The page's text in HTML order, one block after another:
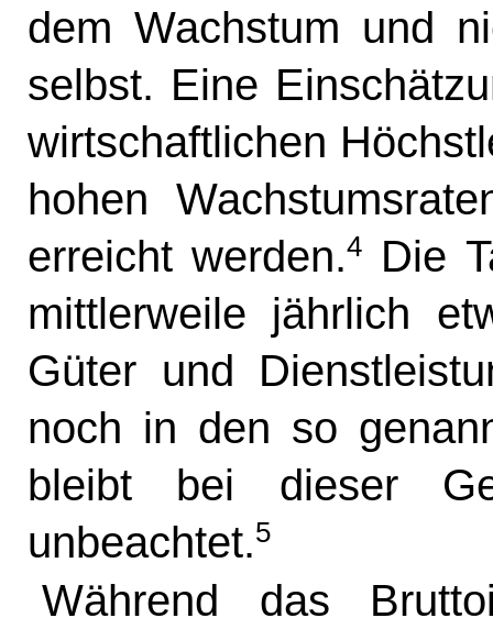
dem Wachstum und
selbst. Eine
wirtschaftlichen
hohen
erreicht werden.4
Die
mittlerweile jährlich
Güter und
noch in den so
bleibt bei dieser
unbeachtet.5
Während das